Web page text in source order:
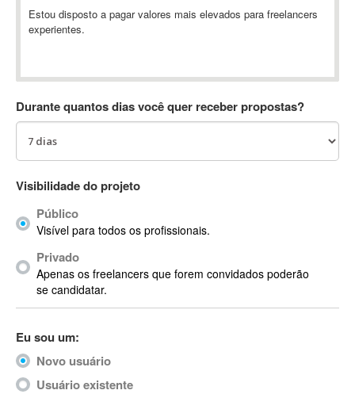
Abstract
Abstract Window Toolkit (AWT)
AC Drives
ACARS
AccountMate
Acrobat
Acrobat X
Acronis
ACT
ActionScript
ActionScript 3
Active Directory
Estou disposto a pagar valores mais elevados para freelancers
experientes.
Durante quantos dias você quer receber propostas?
Visibilidade do projeto
Público
Visível para todos os profissionais.
Privado
Apenas os freelancers que forem convidados poderão
se candidatar.
Eu sou um:
Novo usuário
Usuário existente